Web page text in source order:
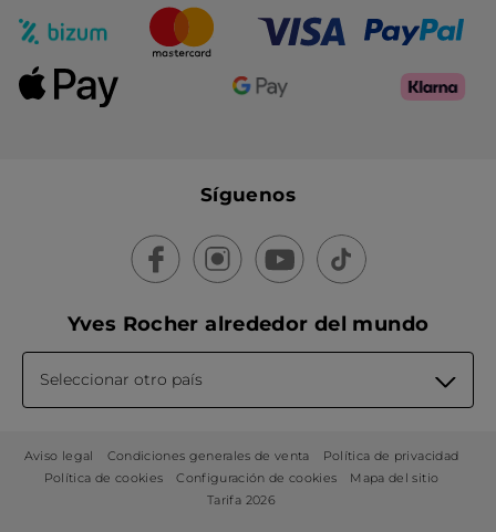
Síguenos
Yves Rocher alrededor del mundo
Seleccionar otro país
Aviso legal Condiciones generales de venta
Política de privacidad
Política de cookies
Configuración de cookies
Mapa del sitio
Tarifa 2026